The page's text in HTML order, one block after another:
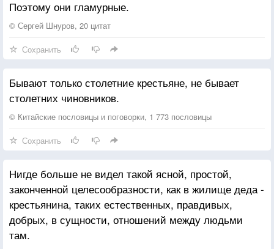
Поэтому они гламурные.
© Сергей Шнуров, 20 цитат
Сохранить
Бывают только столетние крестьяне, не бывает
столетних чиновников.
© Китайские пословицы и поговорки, 1 773 пословицы
Сохранить
Нигде больше не видел такой ясной, простой,
законченной целесообразности, как в жилище деда -
крестьянина, таких естественных, правдивых,
добрых, в сущности, отношений между людьми
там.